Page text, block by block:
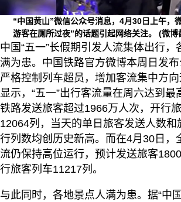
“中国黄山”微信公众号消息，4月30日上午，
游客在厕所过夜”的话题引起网络关注。(微博
中国“五一”长假期引发人流集体出行，
满为患。中国铁路官方微博本周日发
严格控制列车超员，增加客流集中方
显示，“五一”出行客流量在周六达到最
铁路发送旅客超过1966万人次，开行
12064列，当天的单日旅客发送人数和
行列数均创历史新高。而在4月30日，
流仍保持高位运行，预计发送旅客
行旅客列车11217列。
与此同时，各地景点人满为患。据“中